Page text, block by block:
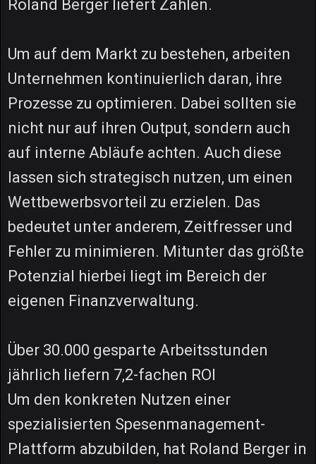
Roland Berger liefert Zahlen.
Um auf dem Markt zu bestehen, arbeiten
Unternehmen kontinuierlich daran, ihre
Prozesse zu optimieren. Dabei sollten sie
nicht nur auf ihren Output, sondern auch
auf interne Abläufe achten. Auch diese
lassen sich strategisch nutzen, um einen
Wettbewerbsvorteil zu erzielen. Das
bedeutet unter anderem, Zeitfresser und
Fehler zu minimieren. Mitunter das größte
Potenzial hierbei liegt im Bereich der
eigenen Finanzverwaltung.
Über 30.000 gesparte Arbeitsstunden
jährlich liefern 7,2-fachen ROI
Um den konkreten Nutzen einer
spezialisierten Spesenmanagement-
Plattform abzubilden, hat Roland Berger in